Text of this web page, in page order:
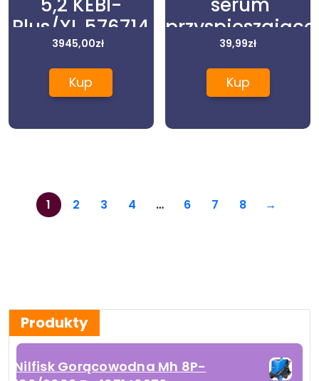
Plus/XL 576714
3945,00zł
Kup
przyspieszające
wzrost rzęs 3 ml
39,99zł
Kup
1 2 3 4 … 6 7 8 →
Produkty
Nilfisk Gorącowodna Mh 8P-